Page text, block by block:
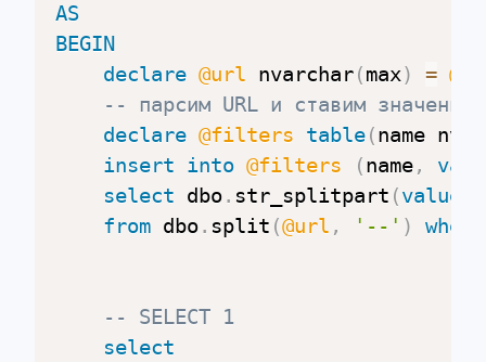
AS
BEGIN
declare @url nvarchar(max) =
-- парсим URL и ставим
declare @filters table(name
insert into @filters (name,
select dbo. str_splitpart (value
from dbo. split (@url , '--' ) where
-- SELECT 1
select